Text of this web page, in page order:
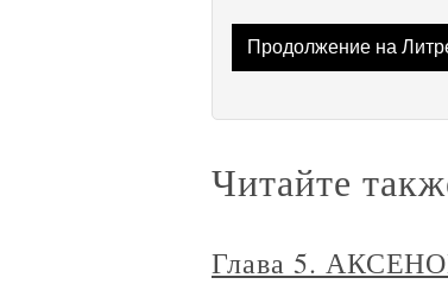
Продолжение на
Читайте
Глава 5.